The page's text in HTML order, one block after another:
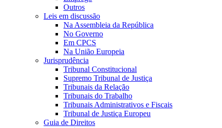
Outros
Leis em discussão
Na Assembleia da República
No Governo
Em CPCS
Na União Europeia
Jurisprudência
Tribunal Constitucional
Supremo Tribunal de Justiça
Tribunais da Relação
Tribunais do Trabalho
Tribunais Administrativos e Fiscais
Tribunal de Justiça Europeu
Guia de Direitos